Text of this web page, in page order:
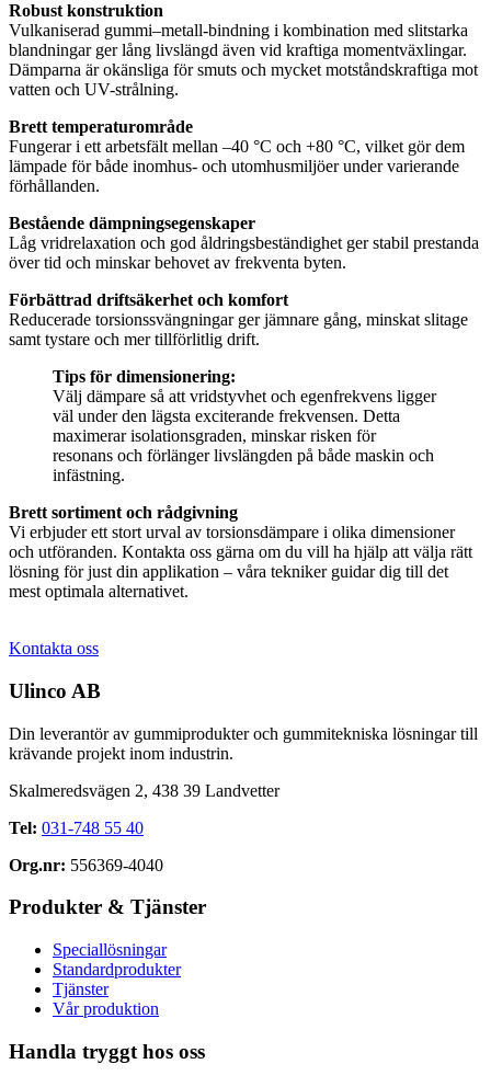
Robust konstruktion
Vulkaniserad gummi–metall-bindning i kombination med slitstarka
blandningar ger lång livslängd även vid kraftiga momentväxlingar.
Dämparna är okänsliga för smuts och mycket motståndskraftiga mot
vatten och UV-strålning.
Brett temperaturområde
Fungerar i ett arbetsfält mellan –40 °C och +80 °C, vilket gör dem
lämpade för både inomhus- och utomhusmiljöer under varierande
förhållanden.
Bestående dämpningsegenskaper
Låg vridrelaxation och god åldringsbeständighet ger stabil prestanda
över tid och minskar behovet av frekventa byten.
Förbättrad driftsäkerhet och komfort
Reducerade torsionssvängningar ger jämnare gång, minskat slitage
samt tystare och mer tillförlitlig drift.
Tips för dimensionering:
Välj dämpare så att vridstyvhet och egenfrekvens ligger
väl under den lägsta exciterande frekvensen. Detta
maximerar isolationsgraden, minskar risken för
resonans och förlänger livslängden på både maskin och
infästning.
Brett sortiment och rådgivning
Vi erbjuder ett stort urval av torsionsdämpare i olika dimensioner
och utföranden. Kontakta oss gärna om du vill ha hjälp att välja rätt
lösning för just din applikation – våra tekniker guidar dig till det
mest optimala alternativet.
Kontakta oss
Ulinco AB
Din leverantör av gummiprodukter och gummitekniska lösningar till
krävande projekt inom industrin.
Skalmeredsvägen 2, 438 39 Landvetter
Tel: 031-748 55 40
Org.nr: 556369-4040
Produkter & Tjänster
Speciallösningar
Standardprodukter
Tjänster
Vår produktion
Handla tryggt hos oss